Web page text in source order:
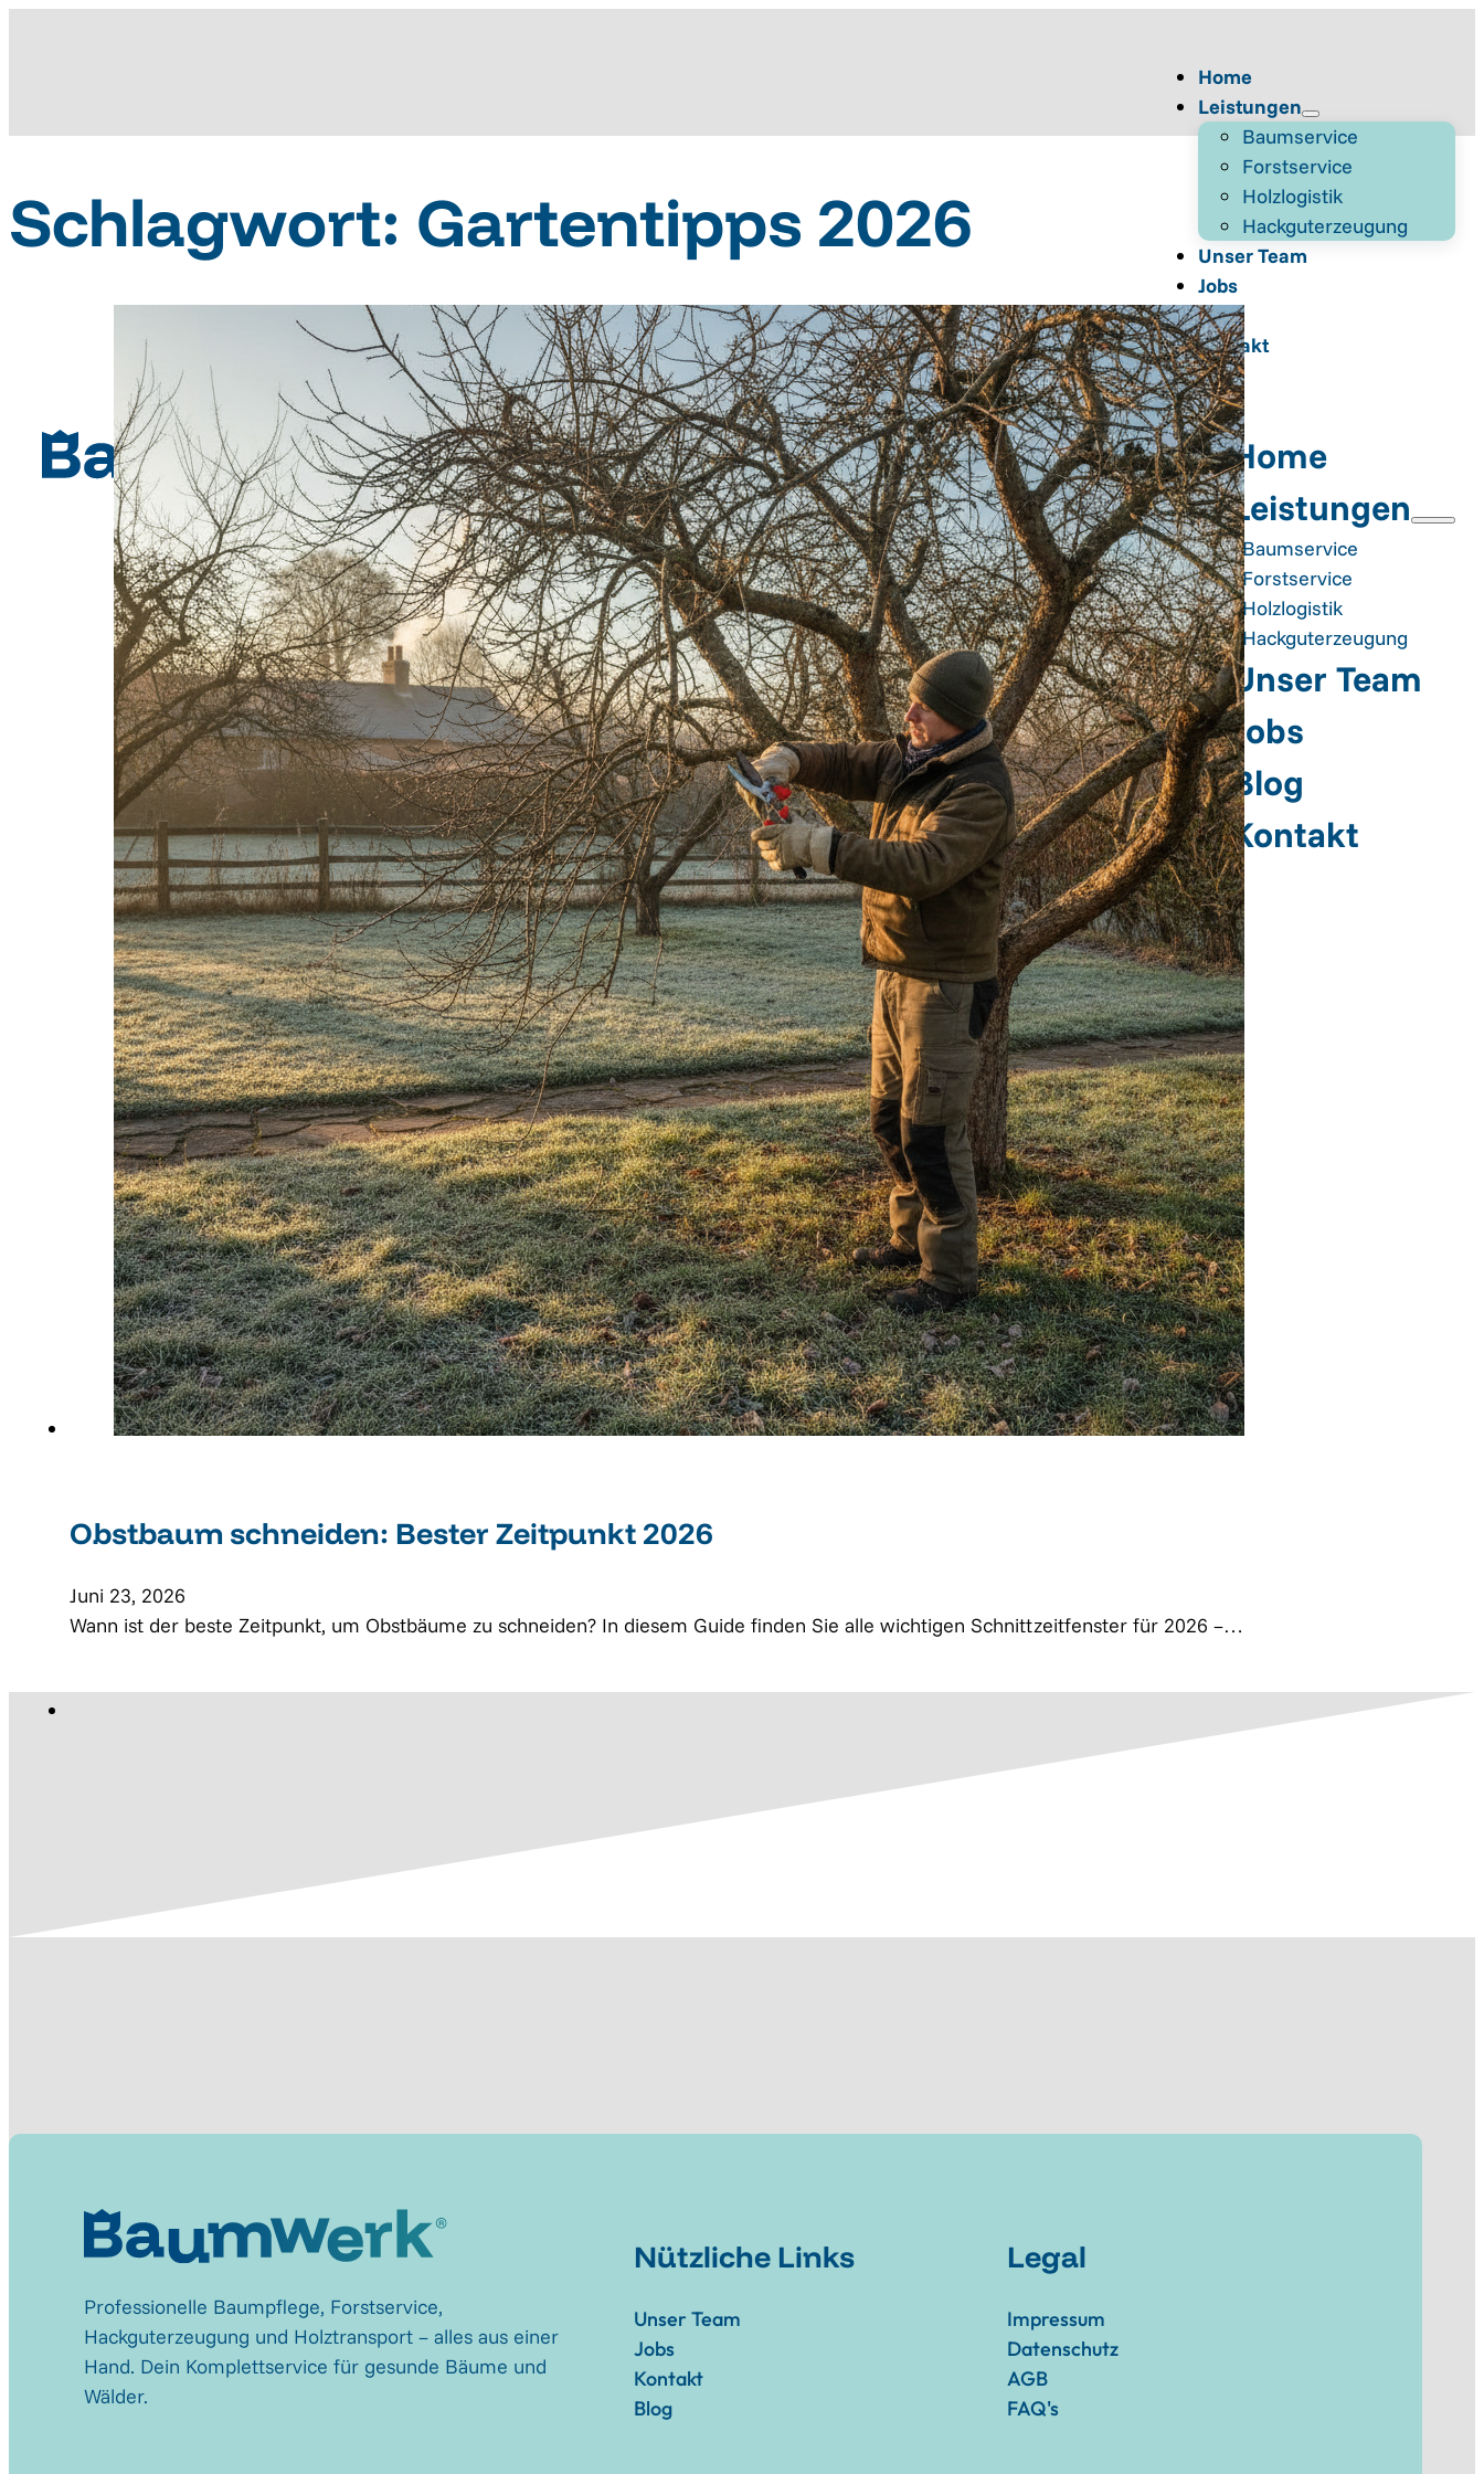
Home
Leistungen
Baumservice
Forstservice
Holzlogistik
Hackguterzeugung
Unser Team
Jobs
Blog
Kontakt
Home
Leistungen
Baumservice
Forstservice
Holzlogistik
Hackguterzeugung
Unser Team
Jobs
Blog
Kontakt
Schlagwort: Gartentipps 2026
Obstbaum schneiden: Bester Zeitpunkt 2026
Juni 23, 2026
Wann ist der beste Zeitpunkt, um Obstbäume zu schneiden? In diesem Guide finden Sie alle wichtigen Schnittzeitfenster für 2026 –…
Professionelle Baumpflege, Forstservice,
Hackguterzeugung und Holztransport – alles aus einer
Hand. Dein Komplettservice für gesunde Bäume und
Wälder.
Nützliche Links
Unser Team
Jobs
Kontakt
Blog
Legal
Impressum
Datenschutz
AGB
FAQ's